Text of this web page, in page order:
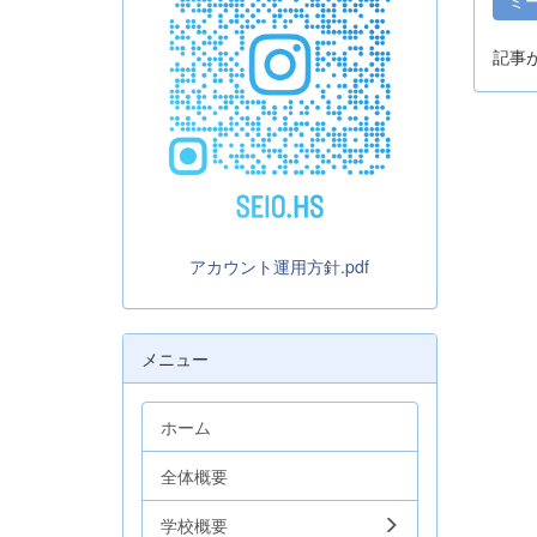
記事
アカウント運用方針.pdf
メニュー
ホーム
全体概要
学校概要